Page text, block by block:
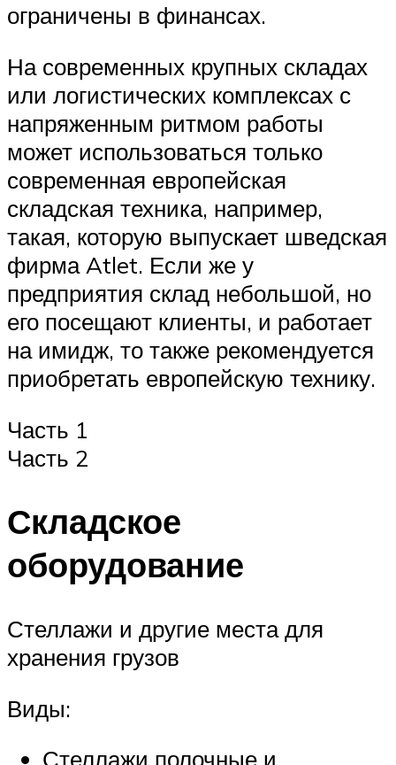
ограничены в финансах.
На современных крупных складах
или логистических комплексах с
напряженным ритмом работы
может использоваться только
современная европейская
складская техника, например,
такая, которую выпускает шведская
фирма Atlet. Если же у
предприятия склад небольшой, но
его посещают клиенты, и работает
на имидж, то также рекомендуется
приобретать европейскую технику.
Часть 1
Часть 2
Складское
оборудование
Стеллажи и другие места для
хранения грузов
Виды:
Стеллажи полочные и